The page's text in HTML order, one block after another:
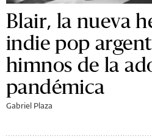
Blair, la nueva
indie pop
himnos de la
pandémica
Gabriel Plaza